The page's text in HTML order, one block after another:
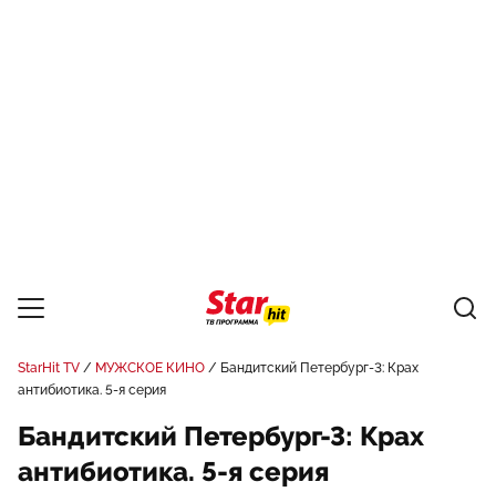
StarHit TV МУЖСКОЕ КИНО
Бандитский Петербург-3: Крах
антибиотика. 5-я серия
Бандитский Петербург-3: Крах
антибиотика. 5-я серия